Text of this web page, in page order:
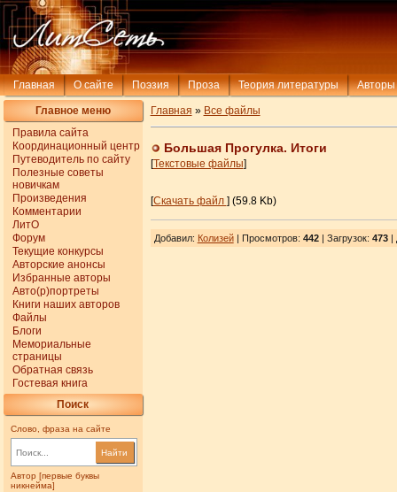
Главная О сайте Поэзия Проза Теория литературы Авторы
Главное меню
Правила сайта
Координационный центр
Путеводитель по сайту
Полезные советы
новичкам
Произведения
Комментарии
ЛитО
Форум
Текущие конкурсы
Авторские анонсы
Избранные авторы
Авто(р)портреты
Книги наших авторов
Файлы
Блоги
Мемориальные
страницы
Обратная связь
Гостевая книга
Поиск
Слово, фраза на сайте
Найти
Автор [первые буквы
никнейма]
Главная » Все файлы
Большая Прогулка. Итоги
[Текстовые файлы]
[Скачать файл ] (59.8 Kb)
Добавил: Колизей| Просмотров: 442| Загрузок: 473|